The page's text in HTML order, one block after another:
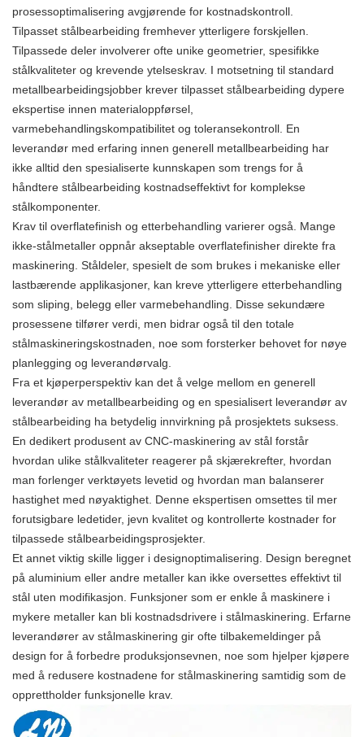
prosessoptimalisering avgjørende for kostnadskontroll.
Tilpasset stålbearbeiding fremhever ytterligere forskjellen.
Tilpassede deler involverer ofte unike geometrier, spesifikke
stålkvaliteter og krevende ytelseskrav. I motsetning til standard
metallbearbeidingsjobber krever tilpasset stålbearbeiding dypere
ekspertise innen materialoppførsel,
varmebehandlingskompatibilitet og toleransekontroll. En
leverandør med erfaring innen generell metallbearbeiding har
ikke alltid den spesialiserte kunnskapen som trengs for å
håndtere stålbearbeiding kostnadseffektivt for komplekse
stålkomponenter.
Krav til overflatefinish og etterbehandling varierer også. Mange
ikke-stålmetaller oppnår akseptable overflatefinisher direkte fra
maskinering. Ståldeler, spesielt de som brukes i mekaniske eller
lastbærende applikasjoner, kan kreve ytterligere etterbehandling
som sliping, belegg eller varmebehandling. Disse sekundære
prosessene tilfører verdi, men bidrar også til den totale
stålmaskineringskostnaden, noe som forsterker behovet for nøye
planlegging og leverandørvalg.
Fra et kjøperperspektiv kan det å velge mellom en generell
leverandør av metallbearbeiding og en spesialisert leverandør av
stålbearbeiding ha betydelig innvirkning på prosjektets suksess.
En dedikert produsent av CNC-maskinering av stål forstår
hvordan ulike stålkvaliteter reagerer på skjærekrefter, hvordan
man forlenger verktøyets levetid og hvordan man balanserer
hastighet med nøyaktighet. Denne ekspertisen omsettes til mer
forutsigbare ledetider, jevn kvalitet og kontrollerte kostnader for
tilpassede stålbearbeidingsprosjekter.
Et annet viktig skille ligger i designoptimalisering. Design beregnet
på aluminium eller andre metaller kan ikke oversettes effektivt til
stål uten modifikasjon. Funksjoner som er enkle å maskinere i
mykere metaller kan bli kostnadsdrivere i stålmaskinering. Erfarne
leverandører av stålmaskinering gir ofte tilbakemeldinger på
design for å forbedre produksjonsevnen, noe som hjelper kjøpere
med å redusere kostnadene for stålmaskinering samtidig som de
opprettholder funksjonelle krav.